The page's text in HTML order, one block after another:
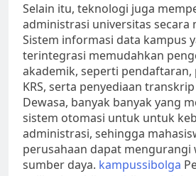
Selain itu, teknologi juga
administrasi universitas secara
Sistem informasi data kampus
terintegrasi memudahkan
akademik, seperti
KRS, serta penyediaan
Dewasa, banyak banyak yang
sistem otomasi untuk untuk
administrasi, sehingga
perusahaan dapat mengurangi
sumber daya. kampussibolga